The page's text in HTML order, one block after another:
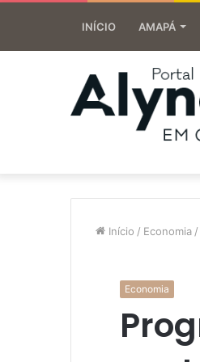
INÍCIO AMAPÁ
Início / Economia /
Economia